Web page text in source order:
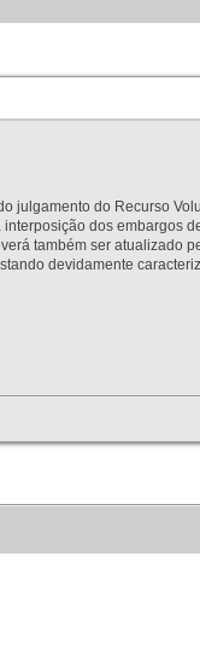
julgamento do Recurso
dos embargos
também ser atualizado
devidamente